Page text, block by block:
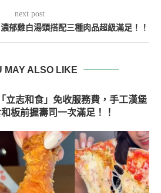
next post
郁雞白湯頭搭配三種肉品超級滿足！！
MAY ALSO LIKE
立志和食」免收服務費，手工漢堡
板前握壽司一次滿足！！